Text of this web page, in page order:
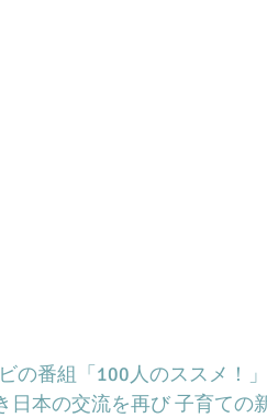
番組「100人のススメ！
日本の交流を再び 子育て